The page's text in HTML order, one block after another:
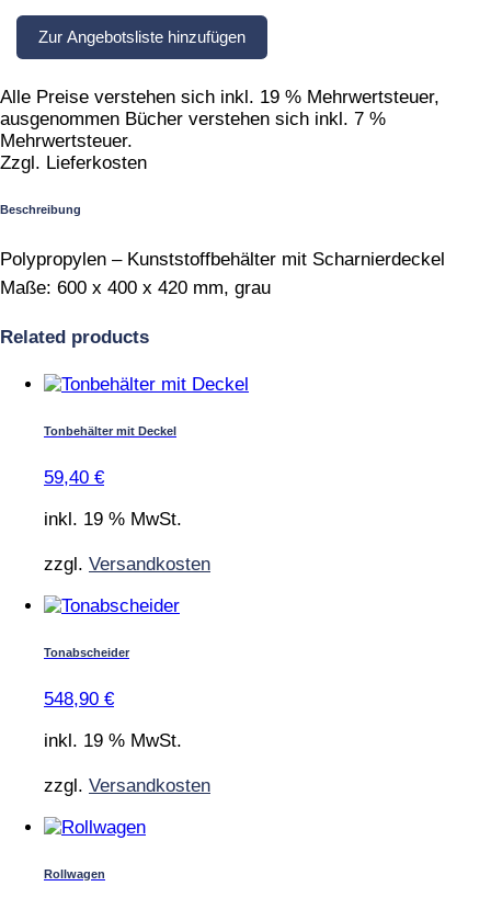
Mehrzweckbehälter
quantityZur Angebotsliste hinzufügen
Alle Preise verstehen sich inkl. 19 % Mehrwertsteuer,
ausgenommen Bücher verstehen sich inkl. 7 %
Mehrwertsteuer.
Zzgl. Lieferkosten
Beschreibung
Polypropylen – Kunststoffbehälter mit Scharnierdeckel
Maße: 600 x 400 x 420 mm, grau
Related products
Tonbehälter mit Deckel
59,40 €
inkl. 19 % MwSt.
zzgl. Versandkosten
Tonabscheider
548,90 €
inkl. 19 % MwSt.
zzgl. Versandkosten
Rollwagen